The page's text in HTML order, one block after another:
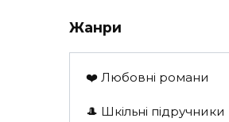
Жанри
❤️ Любовні романи
🎩 Шкільні підручники